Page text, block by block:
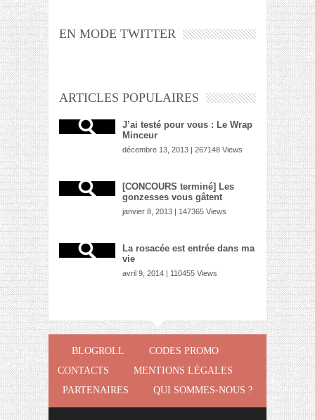
EN MODE TWITTER
ARTICLES POPULAIRES
J’ai testé pour vous : Le Wrap
Minceur
décembre 13, 2013 | 267148 Views
[CONCOURS terminé] Les
gonzesses vous gâtent
janvier 8, 2013 | 147365 Views
La rosacée est entrée dans ma
vie
avril 9, 2014 | 110455 Views
BLOGROLL
CODES PROMO
CONTACTS
MENTIONS LÉGALES
PARTENAIRES
QUI SOMMES-NOUS ?